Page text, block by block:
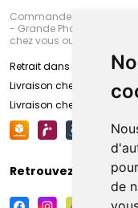
de
Commandez en ligne et
- Grande Pharmacie
chez vous ou en point
Retrait dans la
Livraison chez vous
Livraison chez votre
Retrouvez-nous sur